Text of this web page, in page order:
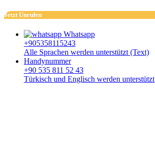
Jetzt Unrufen
Whatsapp
+905358115243
Alle Sprachen werden unterstützt (Text)
Handynummer
+90 535 811 52 43
Türkisch und Englisch werden unterstützt